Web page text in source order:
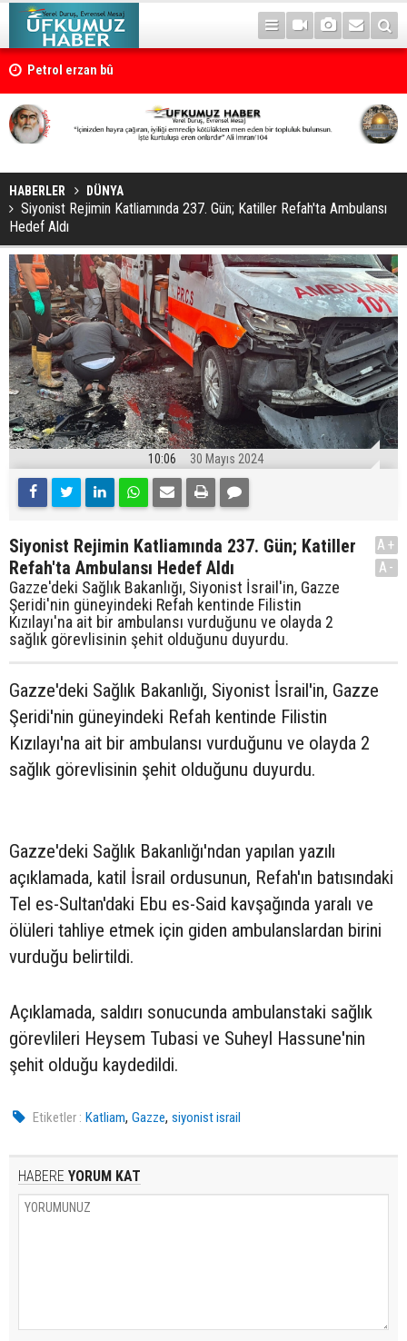
Petrol erzan bû
HABERLER DÜNYA
Siyonist Rejimin Katliamında 237. Gün; Katiller Refah'ta Ambulansı
Hedef Aldı
10:06 30 Mayıs 2024
Siyonist Rejimin Katliamında 237. Gün; Katiller
Refah'ta Ambulansı Hedef Aldı
Gazze'deki Sağlık Bakanlığı, Siyonist İsrail'in, Gazze
Şeridi'nin güneyindeki Refah kentinde Filistin
Kızılayı'na ait bir ambulansı vurduğunu ve olayda 2
sağlık görevlisinin şehit olduğunu duyurdu.
A+
A-
Gazze'deki Sağlık Bakanlığı, Siyonist İsrail'in, Gazze
Şeridi'nin güneyindeki Refah kentinde Filistin
Kızılayı'na ait bir ambulansı vurduğunu ve olayda 2
sağlık görevlisinin şehit olduğunu duyurdu.
Gazze'deki Sağlık Bakanlığı'ndan yapılan yazılı
açıklamada, katil İsrail ordusunun, Refah'ın batısındaki
Tel es-Sultan'daki Ebu es-Said kavşağında yaralı ve
ölüleri tahliye etmek için giden ambulanslardan birini
vurduğu belirtildi.
Açıklamada, saldırı sonucunda ambulanstaki sağlık
görevlileri Heysem Tubasi ve Suheyl Hassune'nin
şehit olduğu kaydedildi.
Etiketler : Katliam,Gazze,siyonist israil
HABERE YORUM KAT